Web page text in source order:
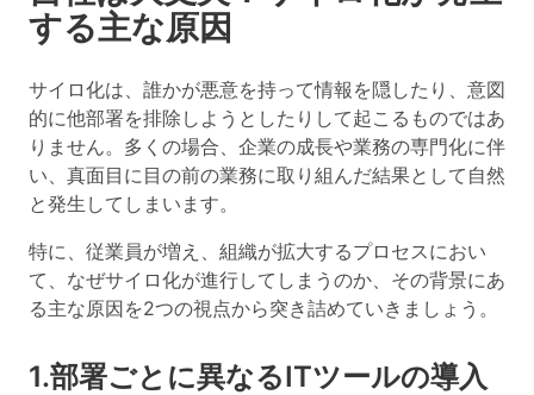
する主な原因
サイロ化は、誰かが悪意を持って情報を隠したり、意図
的に他部署を排除しようとしたりして起こるものではあ
りません。多くの場合、企業の成長や業務の専門化に伴
い、真面目に目の前の業務に取り組んだ結果として自然
と発生してしまいます。
特に、従業員が増え、組織が拡大するプロセスにおい
て、なぜサイロ化が進行してしまうのか、その背景にあ
る主な原因を2つの視点から突き詰めていきましょう。
1.部署ごとに異なるITツールの導入